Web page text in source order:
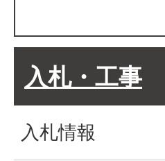
入札・工事
入札情報